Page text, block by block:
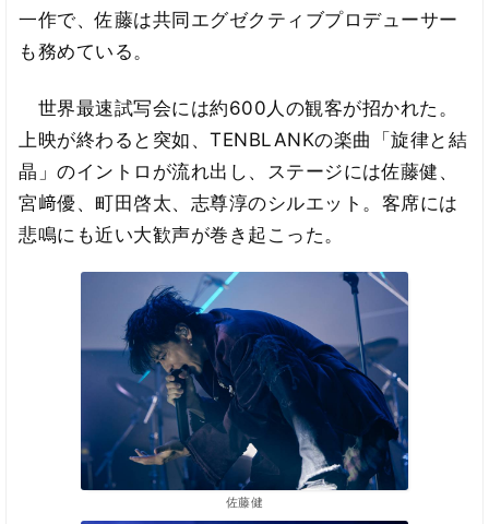
一作で、佐藤は共同エグゼクティブプロデューサー
も務めている。
世界最速試写会には約600人の観客が招かれた。
上映が終わると突如、TENBLANKの楽曲「旋律と結
晶」のイントロが流れ出し、ステージには佐藤健、
宮﨑優、町田啓太、志尊淳のシルエット。客席には
悲鳴にも近い大歓声が巻き起こった。
佐藤健